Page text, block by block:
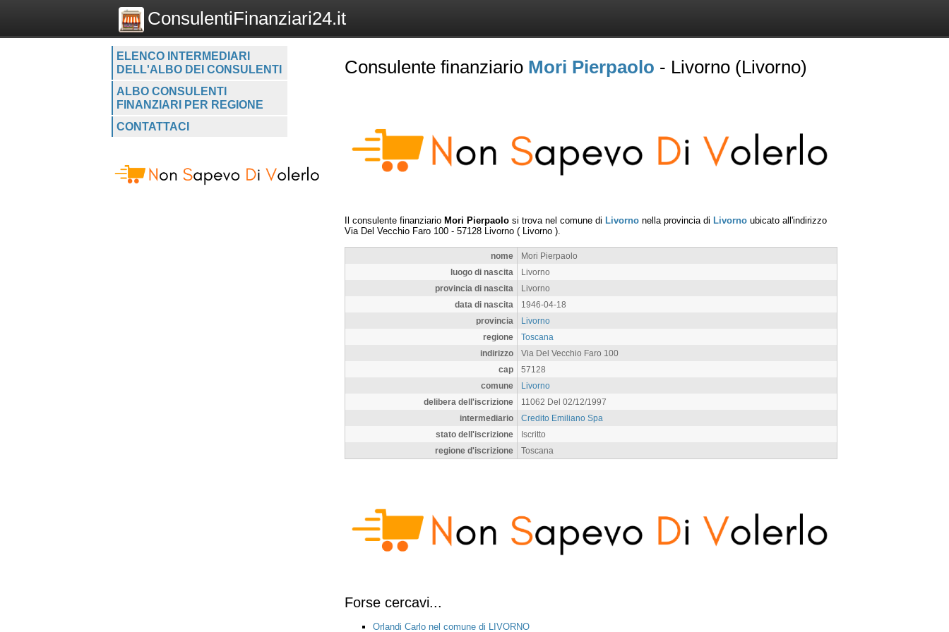
ConsulentiFinanziari24.it
ELENCO INTERMEDIARI
DELL'ALBO DEI CONSULENTI
ALBO CONSULENTI
FINANZIARI PER REGIONE
CONTATTACI
Consulente finanziario Mori Pierpaolo - Livorno (Livorno)
Il consulente finanziario Mori Pierpaolo si trova nel comune di Livorno nella provincia di Livorno ubicato all'indirizzo
Via Del Vecchio Faro 100 - 57128 Livorno ( Livorno ).
nome
Mori Pierpaolo
luogo di nascita
Livorno
provincia di nascita
Livorno
data di nascita
1946-04-18
provincia
Livorno
regione
Toscana
indirizzo
Via Del Vecchio Faro 100
cap
57128
comune
Livorno
delibera dell'iscrizione
11062 Del 02/12/1997
intermediario
Credito Emiliano Spa
stato dell'iscrizione
Iscritto
regione d'iscrizione
Toscana
Forse cercavi...
Orlandi Carlo nel comune di LIVORNO